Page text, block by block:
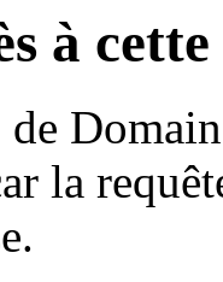
à
la